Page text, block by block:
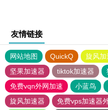
友情链接
网站地图 QuickQ 旋风加
坚果加速器
tiktok加速器
免费vqn外网加速
小蓝鸟
旋风加速器
免费vps加速器